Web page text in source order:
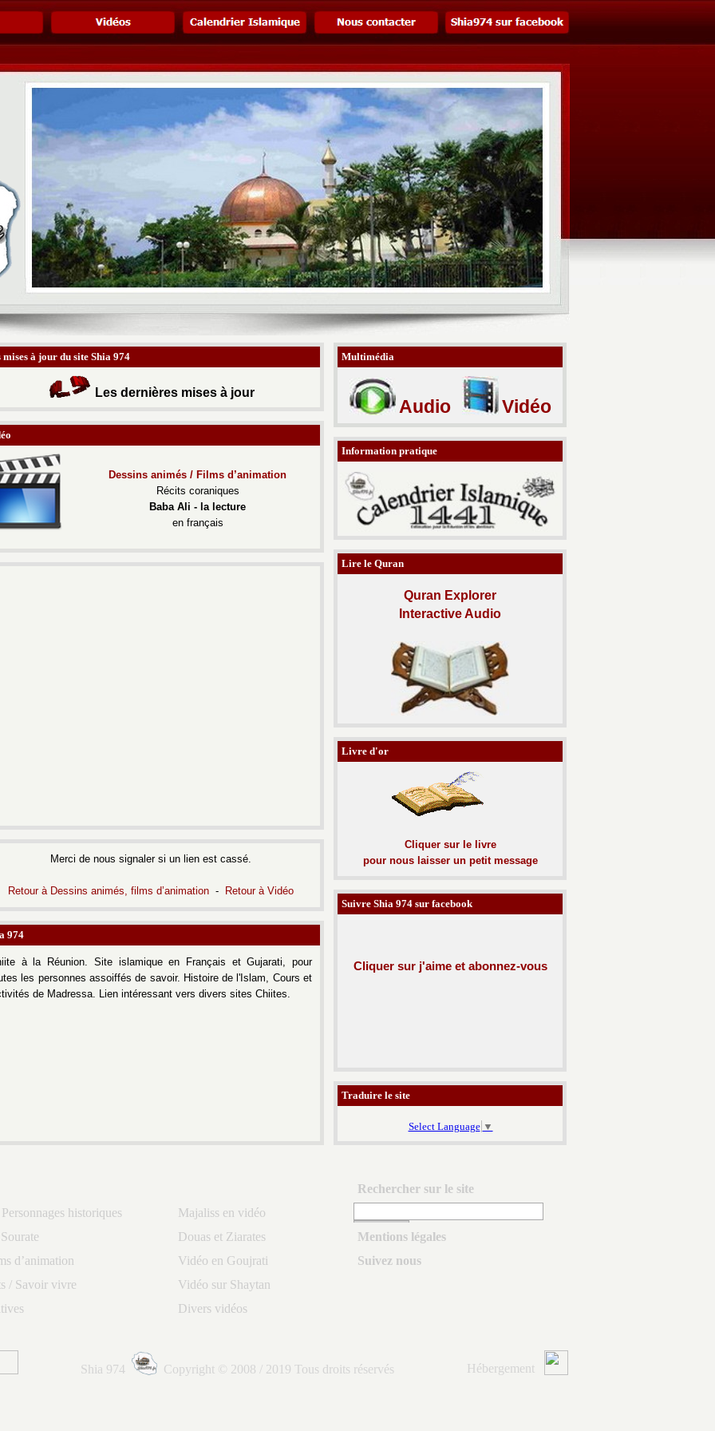
mises à jour du site Shia 974
Les dernières mises à jour
Dessins animés / Films d’animation
Récits coraniques
Baba Ali - la lecture
en français
Merci de nous signaler si un lien est cassé.
Retour à Dessins animés, films d’animation- Retour à Vidéo
974
à la Réunion. Site islamique en Français et Gujarati, pour
les personnes assoiffés de savoir. Histoire de l'Islam, Cours et
de Madressa. Lien intéressant vers divers sites Chiites.
Multimédia
Audio Vidéo
Information pratique
Lire le Quran
Quran Explorer
Interactive Audio
Livre d'or
Cliquer sur le livre
pour nous laisser un petit message
Suivre Shia 974 sur facebook
Cliquer sur j'aime et abonnez-vous
Traduire le site
Select Language ▼
Shia 974 Copyright © 2008 / 2019 Tous droits réservés Hébergement
Rechercher sur le site
historiques
Majaliss en vidéo
Douas et Ziarates
Mentions légales
d’animation
Vidéo en Goujrati
Suivez nous
/ Savoir vivre
Vidéo sur Shaytan
Divers vidéos